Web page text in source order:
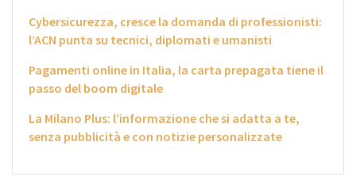
Cybersicurezza, cresce la domanda di professionisti:
l’ACN punta su tecnici, diplomati e umanisti
Pagamenti online in Italia, la carta prepagata tiene il
passo del boom digitale
La Milano Plus: l’informazione che si adatta a te,
senza pubblicità e con notizie personalizzate